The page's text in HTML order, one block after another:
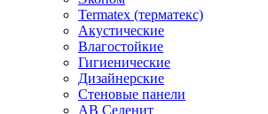
Termatex (терматекс)
Акустические
Влагостойкие
Гигиенические
Дизайнерские
Стеновые панели
AB Селенит